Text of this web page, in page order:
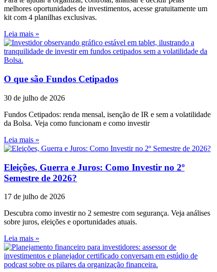
melhores oportunidades de investimentos, acesse gratuitamente um
kit com 4 planilhas exclusivas.
Leia mais »
O que são Fundos Cetipados
30 de julho de 2026
Fundos Cetipados: renda mensal, isenção de IR e sem a volatilidade
da Bolsa. Veja como funcionam e como investir
Leia mais »
Eleições, Guerra e Juros: Como Investir no 2º
Semestre de 2026?
17 de julho de 2026
Descubra como investir no 2 semestre com segurança. Veja análises
sobre juros, eleições e oportunidades atuais.
Leia mais »